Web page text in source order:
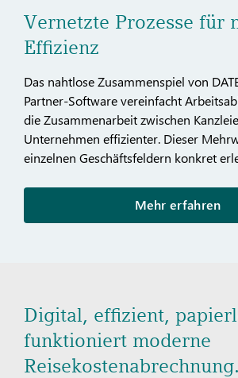
Vernetzte Prozesse für
Effizienz
Das nahtlose Zusammenspiel von
Partner-Software vereinfacht
die Zusammenarbeit zwischen
Unternehmen effizienter. Dieser
einzelnen Geschäftsfeldern konkret
Mehr erfahren
Digital, effizient,
funktioniert moderne
Reisekostenabrechnung.